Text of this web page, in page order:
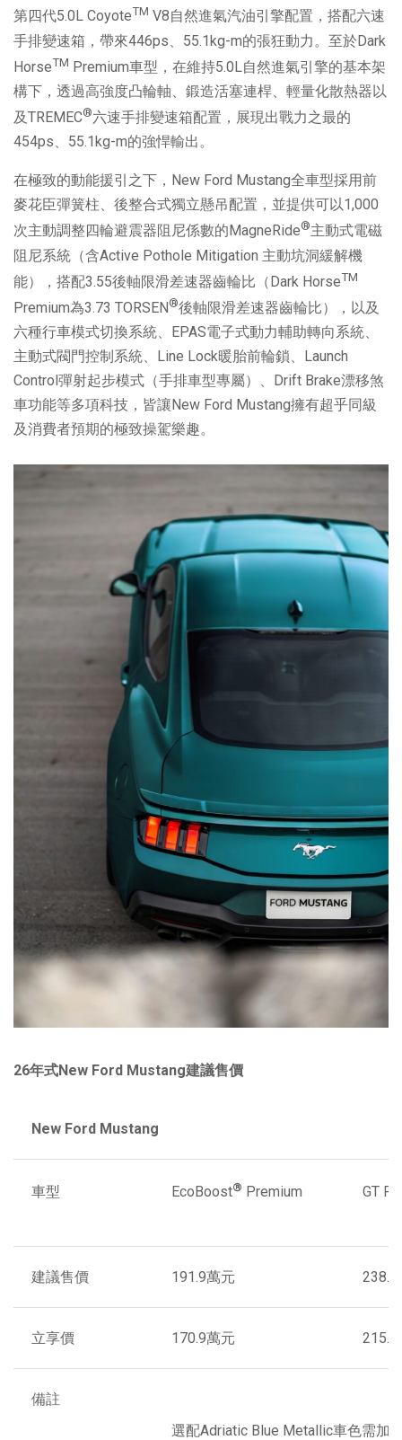
第四代5.0L CoyoteTM V8自然進氣汽油引擎配置，搭配六速
手排變速箱，帶來446ps、55.1kg-m的張狂動力。至於Dark
HorseTM Premium車型，在維持5.0L自然進氣引擎的基本架
構下，透過高強度凸輪軸、鍛造活塞連桿、輕量化散熱器以
及TREMEC®六速手排變速箱配置，展現出戰力之最的
454ps、55.1kg-m的強悍輸出。
在極致的動能援引之下，New Ford Mustang全車型採用前
麥花臣彈簧柱、後整合式獨立懸吊配置，並提供可以1,000
次主動調整四輪避震器阻尼係數的MagneRide®主動式電磁
阻尼系統（含Active Pothole Mitigation 主動坑洞緩解機
能），搭配3.55後軸限滑差速器齒輪比（Dark HorseTM
Premium為3.73 TORSEN ®後軸限滑差速器齒輪比），以及
六種行車模式切換系統、EPAS電子式動力輔助轉向系統、
主動式閥門控制系統、Line Lock暖胎前輪鎖、Launch
Control彈射起步模式（手排車型專屬）、Drift Brake漂移煞
車功能等多項科技，皆讓New Ford Mustang擁有超乎同級
及消費者預期的極致操駕樂趣。
26年式New Ford Mustang建議售價
New Ford Mustang
車型 EcoBoost® Premium GT
建議售價 191.9萬元 238.9
立享價 170.9萬元 215.9
備註
選配Adriatic Blue Metallic車色需加